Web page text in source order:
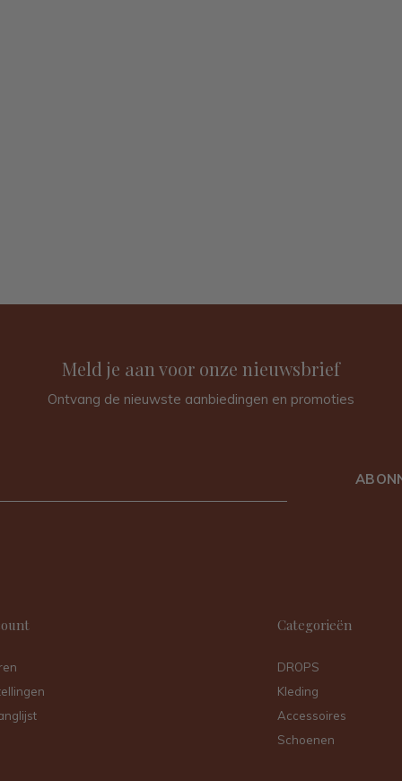
Meld je aan voor onze nieuwsbrief
Ontvang de nieuwste aanbiedingen en promoties
Categorieën
DROPS
Kleding
Accessoires
Schoenen